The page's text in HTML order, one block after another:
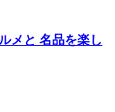
メと 名品を楽し